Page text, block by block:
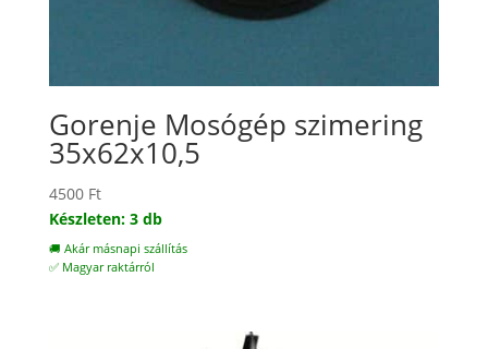
Gorenje Mosógép szimering
35x62x10,5
4500 Ft
Készleten: 3 db
🚚 Akár másnapi szállítás
✅ Magyar raktárról